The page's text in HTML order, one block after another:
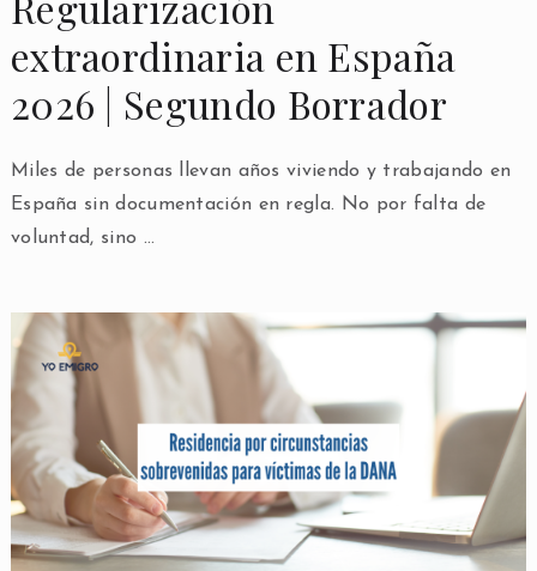
extraordinaria en España
2026 | Segundo Borrador
Miles de personas llevan años viviendo y trabajando en
España sin documentación en regla. No por falta de
voluntad, sino …